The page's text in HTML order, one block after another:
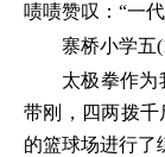
啧啧赞叹：“一
寨桥小学五
太极拳作为
带刚，四两拨
的篮球场进行了